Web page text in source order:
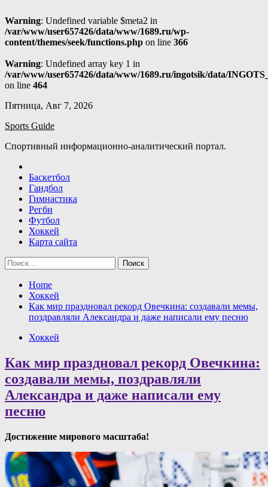
Warning: Undefined variable $meta2 in
/var/www/user657426/data/www/1689.ru/wp-
content/themes/seek/functions.php on line 366
Warning: Undefined array key 1 in
/var/www/user657426/data/www/1689.ru/ingotsik/data/
on line 464
Skip
content
Пятница, Авг 7, 2026
Sports Guide
Спортивный информационно-аналитический портал.
Баскетбол
Гандбол
Гимнастика
Регби
Футбол
Хоккей
Карта сайта
Найти:
Home
Хоккей
Как мир праздновал рекорд Овечкина: создавали мемы,
поздравляли Александра и даже написали ему песню
Хоккей
Как мир праздновал рекорд Овечкина:
создавали мемы, поздравляли
Александра и даже написали ему
песню
Достижение мирового масштаба!